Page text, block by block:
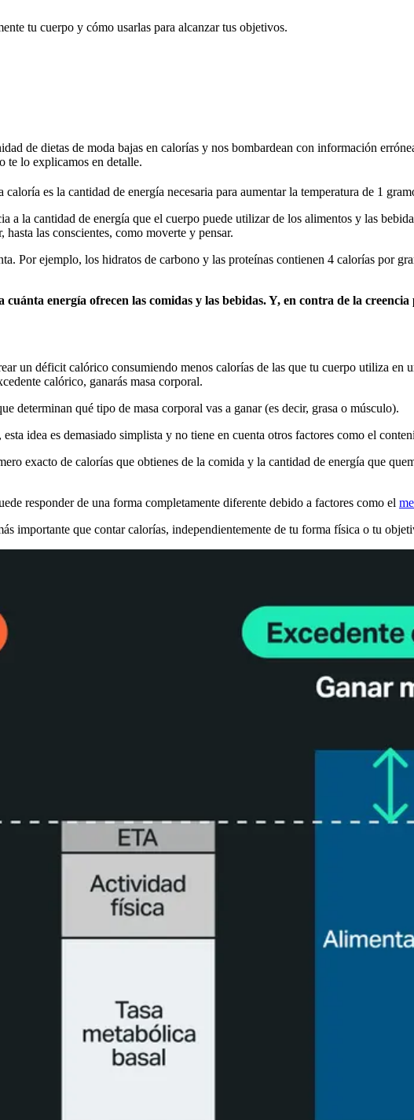
tu cuerpo y cómo usarlas para alcanzar tus objetivos.
de dietas de moda bajas en calorías y nos bombardean con información
te lo explicamos en detalle.
caloría es la cantidad de energía necesaria para aumentar la temperatura de 1
a la cantidad de energía que el cuerpo puede utilizar de los alimentos y las
las conscientes, como moverte y pensar.
Por ejemplo, los hidratos de carbono y las proteínas contienen 4 calorías por
energía ofrecen las comidas y las bebidas. Y, en contra de la
un déficit calórico consumiendo menos calorías de las que tu cuerpo utiliza en
calórico, ganarás masa corporal.
determinan qué tipo de masa corporal vas a ganar (es decir, grasa o músculo).
idea es demasiado simplista y no tiene en cuenta otros factores como el
exacto de calorías que obtienes de la comida y la cantidad de energía que
responder de una forma completamente diferente debido a factores como el
importante que contar calorías, independientemente de tu forma física o tu